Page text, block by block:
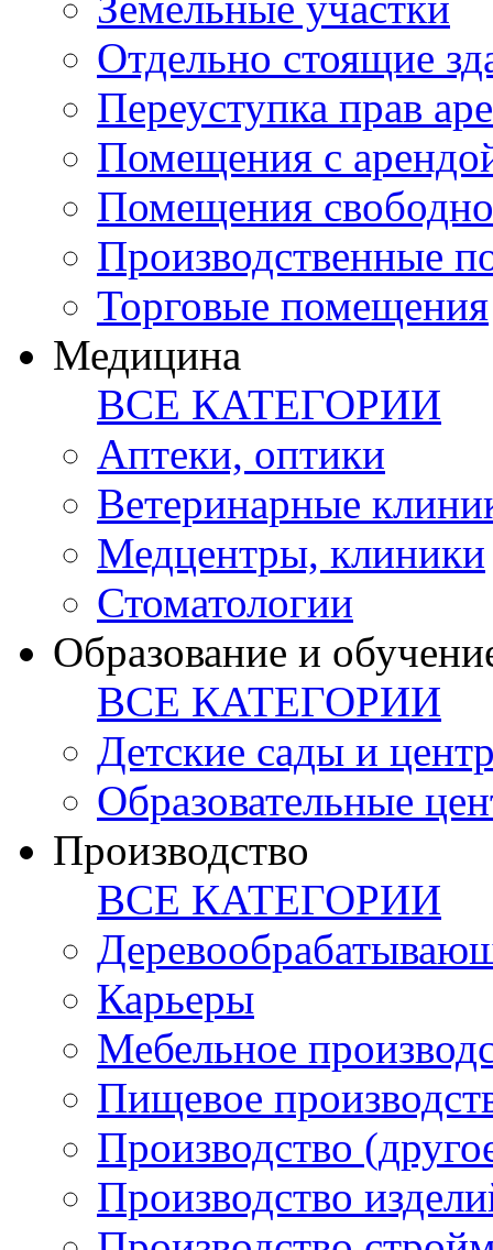
Отдельно стоящие
Переуступка прав
Помещения с
Помещения
Производственные
Торговые помещения
Медицина
ВСЕ КАТЕГОРИИ
Аптеки, оптики
Ветеринарные
Медцентры, клиники
Стоматологии
Образование и
ВСЕ КАТЕГОРИИ
Детские сады и
Образовательные
Производство
ВСЕ КАТЕГОРИИ
Карьеры
Мебельное
Пищевое
Производство
Производство